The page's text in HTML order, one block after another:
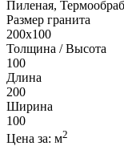
Пиленая,
Размер гранита
200х100
Толщина / Высота
100
Длина
200
Ширина
100
Цена за: м2